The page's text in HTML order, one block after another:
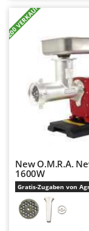
+200 VERKAUFT
New O.M.R.A.
1600W
Gratis-Zugaben von